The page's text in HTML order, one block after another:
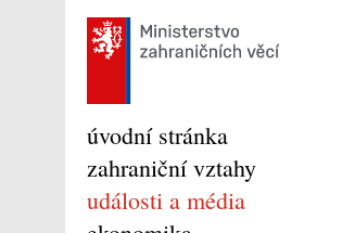
úvodní stránka
zahraniční vztahy
události a média